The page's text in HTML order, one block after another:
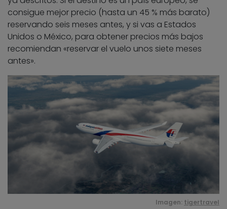
consigue mejor precio (hasta un 45 % más barato)
reservando seis meses antes, y si vas a Estados
Unidos o México, para obtener precios más bajos
recomiendan «reservar el vuelo unos siete meses
antes».
Imagen: tigertravel